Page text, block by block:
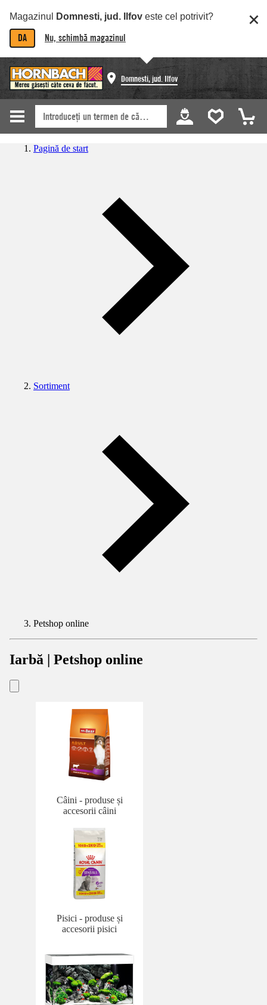
Magazinul Domnesti, jud. Ilfov este cel potrivit?
DA Nu, schimbă magazinul
Domnesti, jud. Ilfov
Pagină de start
Sortiment
Petshop online
Iarbă | Petshop online
Câini - produse și
accesorii câini
Pisici - produse și
accesorii pisici